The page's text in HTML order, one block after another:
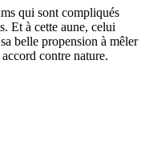
qui sont compliqués
Et à cette aune, celui
belle propension à mêler
contre nature.